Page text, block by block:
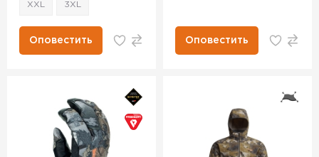
XXL 3XL
Оповестить Оповестить